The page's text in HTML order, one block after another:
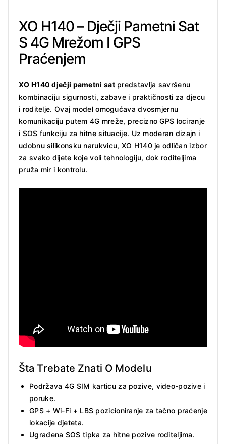
H140
količina
XO H140 – Dječji Pametni Sat
S 4G Mrežom I GPS
Praćenjem
XO H140 dječji pametni satpredstavlja savršenu
kombinaciju sigurnosti, zabave i praktičnosti za djecu
i roditelje. Ovaj model omogućava dvosmjernu
komunikaciju putem 4G mreže, precizno GPS lociranje
i SOS funkciju za hitne situacije. Uz moderan dizajn i
udobnu silikonsku narukvicu, XO H140 je odličan izbor
za svako dijete koje voli tehnologiju, dok roditeljima
pruža mir i kontrolu.
Šta Trebate Znati O Modelu
Podržava 4G SIM karticu za pozive, video-pozive i
poruke.
GPS + Wi-Fi + LBS pozicioniranje za tačno praćenje
lokacije djeteta.
Ugrađena SOS tipka za hitne pozive roditeljima.